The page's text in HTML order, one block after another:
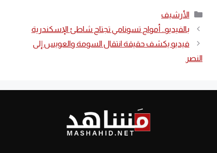
التصنيفات
الأرشيف
بالفيديو.. أمواج تسونامي تجتاح شاطئ الإسكندرية
فيديو يكشف حقيقة انتقال السومة والعويس إلى
النصر